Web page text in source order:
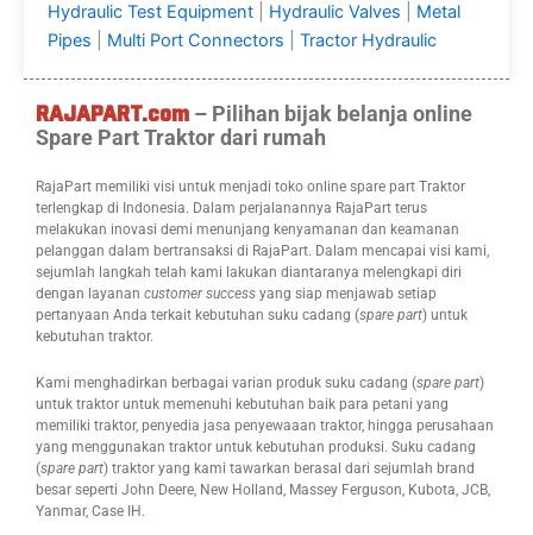
Hydraulic Test Equipment
Hydraulic Valves
Metal
Pipes
Multi Port Connectors Tractor Hydraulic
RAJAPART.com – Pilihan bijak belanja online
Spare Part Traktor dari rumah
RajaPart memiliki visi untuk menjadi toko online spare part Traktor
terlengkap di Indonesia. Dalam perjalanannya RajaPart terus
melakukan inovasi demi menunjang kenyamanan dan keamanan
pelanggan dalam bertransaksi di RajaPart. Dalam mencapai visi kami,
sejumlah langkah telah kami lakukan diantaranya melengkapi diri
dengan layanan customer success yang siap menjawab setiap
pertanyaan Anda terkait kebutuhan suku cadang (spare part) untuk
kebutuhan traktor.
Kami menghadirkan berbagai varian produk suku cadang (spare part)
untuk traktor untuk memenuhi kebutuhan baik para petani yang
memiliki traktor, penyedia jasa penyewaaan traktor, hingga perusahaan
yang menggunakan traktor untuk kebutuhan produksi. Suku cadang
(spare part) traktor yang kami tawarkan berasal dari sejumlah brand
besar seperti John Deere, New Holland, Massey Ferguson, Kubota, JCB,
Yanmar, Case IH.